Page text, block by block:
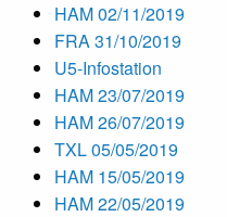
HAM 02/11/2019
FRA 31/10/2019
U5-Infostation
HAM 23/07/2019
HAM 26/07/2019
TXL 05/05/2019
HAM 15/05/2019
HAM 22/05/2019